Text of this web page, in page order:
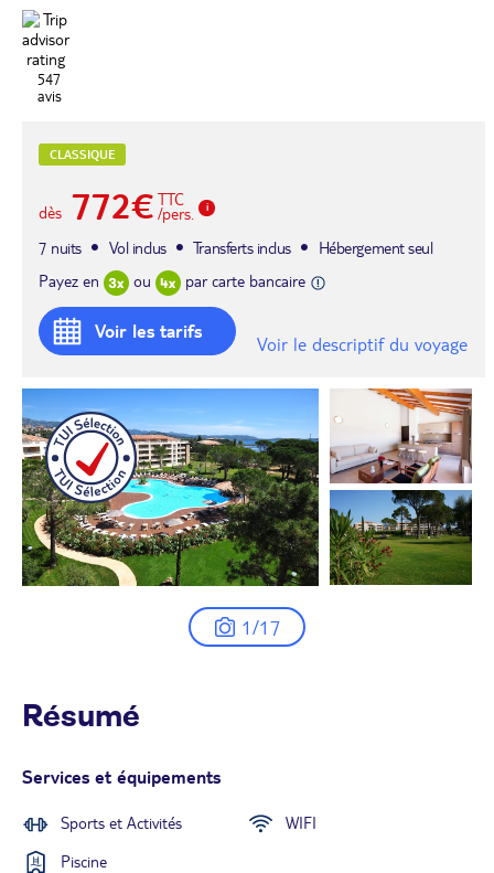
547
avis
CLASSIQUE
dès 772€ TTC
/pers.
7 nuits
Vol inclus Transferts inclus
Hébergement seul
Payez en
ou par carte bancaire
Voir les tarifs
Voir le descriptif du voyage
1/17
Résumé
Services et équipements
Sports et Activités
WIFI
Piscine